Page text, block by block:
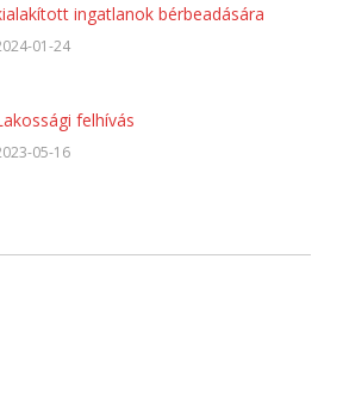
ingatlanok bérbeadására
01-24
felhívás
05-16